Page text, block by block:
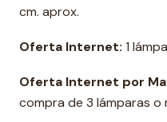
cm. aprox.
Oferta Internet: 1
Oferta Internet por
compra de 3 lámparas o